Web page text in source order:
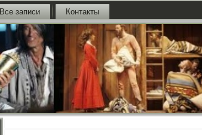
Все записи Контакты